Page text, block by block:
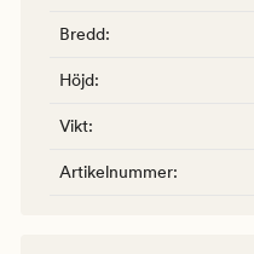
Bredd:
Höjd:
Vikt:
Artikelnummer: